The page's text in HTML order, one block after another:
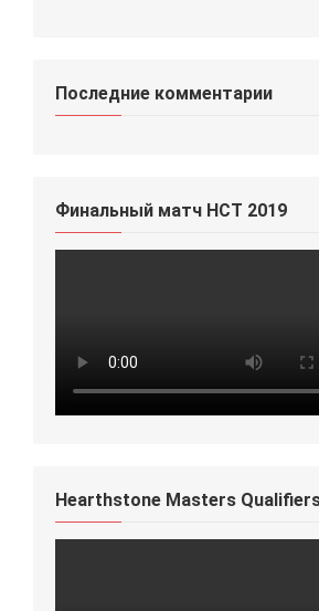
Последние комментарии
Финальный матч HCT 2019
Hearthstone Masters